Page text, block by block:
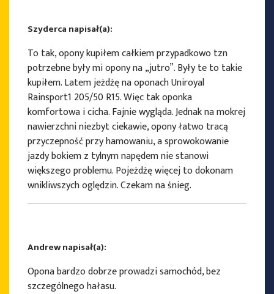
Szyderca napisał(a):
To tak, opony kupiłem całkiem przypadkowo tzn
potrzebne były mi opony na „jutro”. Były te to takie
kupiłem. Latem jeżdżę na oponach Uniroyal
Rainsport1 205/50 R15. Więc tak oponka
komfortowa i cicha. Fajnie wygląda. Jednak na mokrej
nawierzchni niezbyt ciekawie, opony łatwo tracą
przyczepność przy hamowaniu, a sprowokowanie
jazdy bokiem z tylnym napędem nie stanowi
większego problemu. Pojeżdżę więcej to dokonam
wnikliwszych oględzin. Czekam na śnieg.
Andrew napisał(a):
Opona bardzo dobrze prowadzi samochód, bez
szczególnego hałasu.